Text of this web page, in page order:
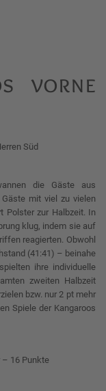
vorne
Süd
die Gäste aus
mit viel zu vielen
Polster zur Halbzeit. In
klug, indem sie auf
reagierten. Obwohl
(41:41) – beinahe
ihre individuelle
zweiten Halbzeit
bzw. nur 2 pt mehr
Spiele der Kangaroos
– 16 Punkte